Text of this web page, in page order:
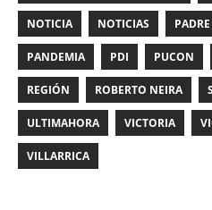
NOTICIA NOTICIAS
PANDEMIA PDI PUCON
REGIÓN ROBERTO NEIRA
ULTIMAHORA VICTORIA
VILLARRICA